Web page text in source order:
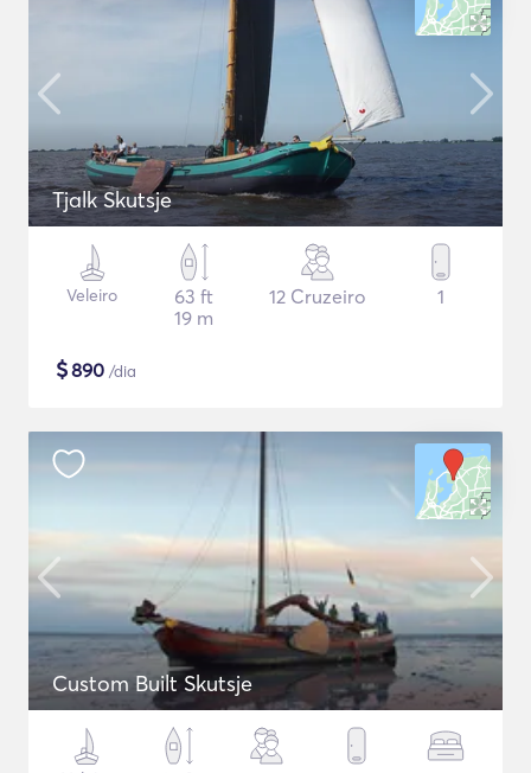
Tjalk Skutsje
Veleiro
63 ft
19 m
12 Cruzeiro 1
$890 /dia
Custom Built Skutsje